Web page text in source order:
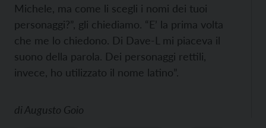
Michele, ma come li scegli i nomi dei tuoi
personaggi?”, gli chiediamo. “E’ la prima volta
che me lo chiedono. Di Dave-L mi piaceva il
suono della parola. Dei personaggi rettili,
invece, ho utilizzato il nome latino”.
diAugusto Goio